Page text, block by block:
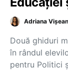
Adriana Vișean
Două ghiduri
în rândul
pentru Politici